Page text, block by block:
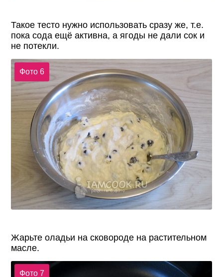
Такое тесто нужно использовать сразу же, т.е.
пока сода ещё активна, а ягоды не дали сок и
не потекли.
Фото 6
Жарьте оладьи на сковороде на растительном
масле.
Фото 7